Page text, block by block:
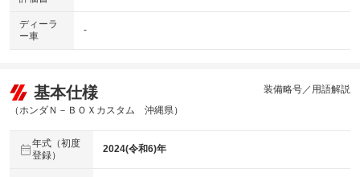
ディーラ
ー車
-
基本仕様
（ホンダＮ－ＢＯＸカスタム 沖縄県）
装備略号／用語解説
年式（初度
登録）
2024(令和6)年